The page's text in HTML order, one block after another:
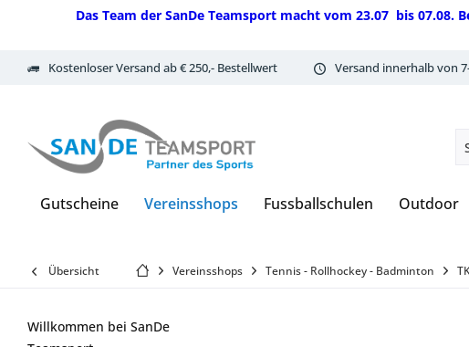
Das Team der SanDe Teamsport macht vom 23.07 bis
Kostenloser Versand ab € 250,- Bestellwert Versand innerhalb von
Gutscheine Vereinsshops Fussballschulen Outdoor
Übersicht Vereinsshops Tennis - Rollhockey - Badminton
Willkommen bei SanDe